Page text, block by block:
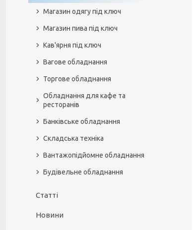
Магазин одягу під ключ
Магазин пива під ключ
Кав'ярня під ключ
Вагове обладнання
Торгове обладнання
Обладнання для кафе та
ресторанів
Банківське обладнання
Складська техніка
Вантажопідйомне обладнання
Будівельне обладнання
Статті
Новини